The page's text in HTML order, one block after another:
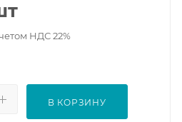
НДС 22%
В КОРЗИНУ